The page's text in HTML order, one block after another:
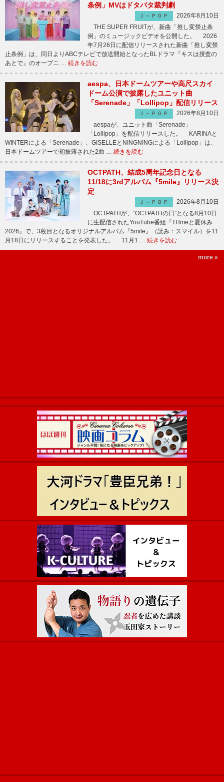
条例」MVはドタバタ裁判劇
Ｊ－ＰＯＰ
2026年8月10日
THE SUPER FRUITが、新曲「推し変禁止条
例」のミュージックビデオを公開した。 2026
年7月26日に配信リリースされた新曲「推し変禁
止条例」は、同日よりABCテレビで放送開始となったBLドラマ『キスは捜査の
あとで』のオープニ … 続きを読む
aespa、日本ドームツアーや高尺スカイ
ドーム公演で披露したユニット曲
「Serenade」「Lollipop」配信リリース
Ｊ－ＰＯＰ
2026年8月10日
aespaが、ユニット曲「Serenade」
「Lollipop」を配信リリースした。 KARINAと
WINTERによる「Serenade」、GISELLEとNINGNINGによる「Lollipop」は、
日本ドームツアーで初披露された2曲 … 続きを読む
OCTPATH、結成5周年記念日となる
11/18に3rdアルバム『5mile』リリース決
定
Ｊ－ＰＯＰ
2026年8月10日
OCTPATHが、“OCTPATHの日”となる8月10日
に生配信されたYouTube番組『THmeと夏休み
2026』で、3枚目となるオリジナルアルバム『5mile』（読み：スマイル）を11
月18日にリリースすることを発表した。 11月1 … 続きを読む
more »